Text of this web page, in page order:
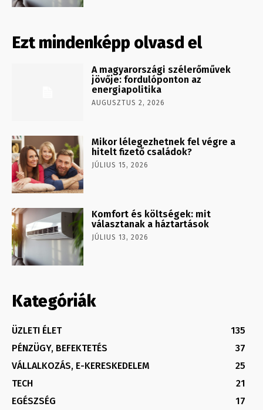
Ezt mindenképp olvasd el
A magyarországi szélerőművek
jövője: fordulóponton az
energiapolitika
AUGUSZTUS 2, 2026
Mikor lélegezhetnek fel végre a
hitelt fizető családok?
JÚLIUS 15, 2026
Komfort és költségek: mit
választanak a háztartások
JÚLIUS 13, 2026
Kategóriák
ÜZLETI ÉLET
135
PÉNZÜGY, BEFEKTETÉS
37
VÁLLALKOZÁS, E-KERESKEDELEM
25
TECH
21
EGÉSZSÉG
17